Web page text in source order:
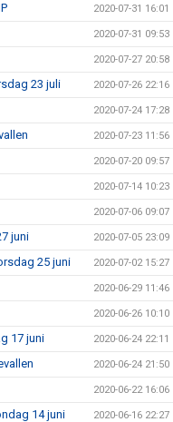
2020-07-31 16:01
2020-07-31 09:53
2020-07-27 20:58
23 juli 2020-07-26 22:16
2020-07-24 17:28
2020-07-23 11:56
2020-07-20 09:57
2020-07-14 10:23
2020-07-06 09:07
juni 2020-07-05 23:09
25 juni 2020-07-02 15:27
2020-06-29 11:46
2020-06-26 10:10
17 juni 2020-06-24 22:11
2020-06-24 21:50
2020-06-22 16:06
14 juni 2020-06-16 22:27